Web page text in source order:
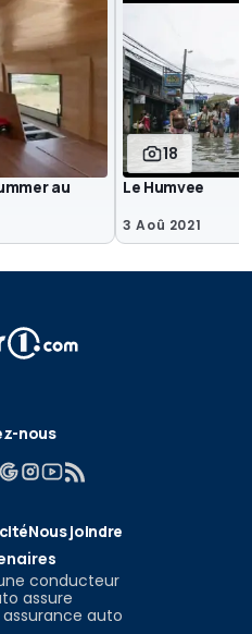
au
18
Le Humvee
3 Aoû 2021
nous
Nous joindre
conducteur
assure
auto